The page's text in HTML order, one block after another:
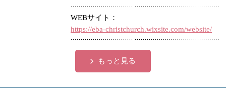
お店・企業・その他
WEBサイト
https://eba-christchurch.wixsite.com/website/
もっと見る